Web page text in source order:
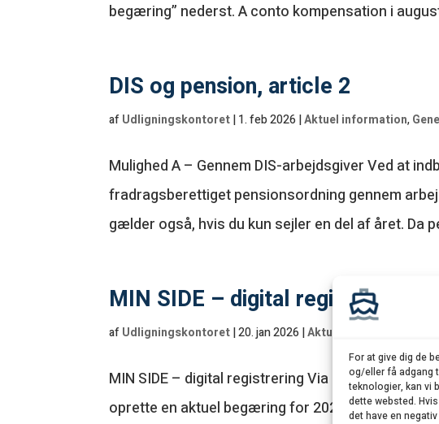
For at give dig de
og/eller få adgang
teknologier, kan vi
dette websted.
det have en
begæring” nederst. A conto kompensation i
DIS og pension, article 2
afUdligningskontoret|1. feb 2026|Aktuel information,
Mulighed A – Gennem DIS-arbejdsgiver Ved at
fradragsberettiget pensionsordning gennem
gælder også, hvis du kun sejler en del af året. Da
MIN SIDE – digital registrering,
afUdligningskontoret|20. jan 2026|Aktuel information
MIN SIDE – digital registrering Via den personlige
oprette en aktuel begæring for 2026. Du kan se